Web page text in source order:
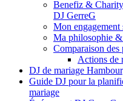
Benefiz &
DJ GerreG
Mon engagement
Ma philosophie
Comparaison
Actions de
DJ de mariage
Guide DJ pour la
mariage